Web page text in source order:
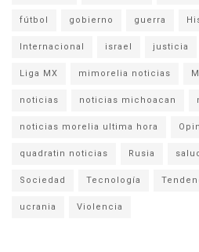
fútbol gobierno guerra
Internacional israel justicia
Liga MX mimorelia noticias
noticias noticias michoacan
noticias morelia ultima hora
quadratin noticias Rusia salud
Sociedad Tecnología
ucrania Violencia